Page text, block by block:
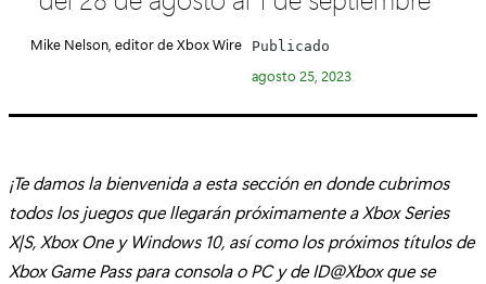
í
:
Mike Nelson, editor de Xbox Wire Publicado
agosto 25, 2023
¡Te damos la bienvenida a esta sección en donde cubrimos
todos los juegos que llegarán próximamente a Xbox Series
X|S, Xbox One y Windows 10, así como los próximos títulos de
Xbox Game Pass para consola o PC y de ID@Xbox que se